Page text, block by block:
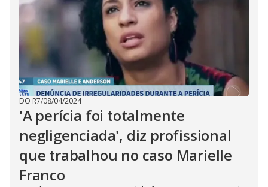
DO R7/08/04/2024
'A perícia foi totalmente
negligenciada', diz profissional
que trabalhou no caso Marielle
Franco